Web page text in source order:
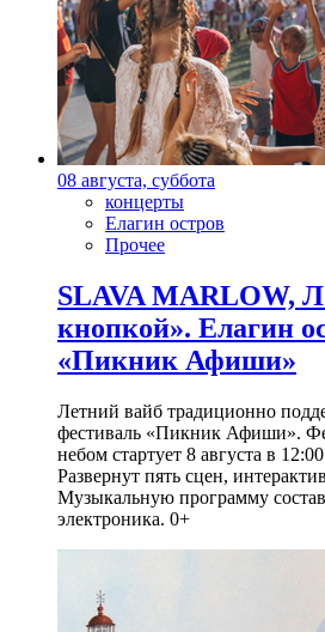
08 августа, суббота
концерты
Елагин остров
Прочее
SLAVA MARLOW,
кнопкой». Елагин
«Пикник Афиши»
Летний вайб традиционно
фестиваль «Пикник Афиши».
небом стартует 8 августа в
Развернут пять сцен,
Музыкальную программу
электроника. 0+